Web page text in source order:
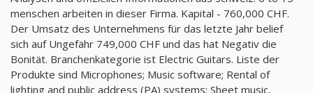
menschen arbeiten in dieser Firma. Kapital - 760,000 CHF.
Der Umsatz des Unternehmens für das letzte Jahr belief
sich auf Ungefähr 749,000 CHF und das hat Negativ die
Bonität. Branchenkategorie ist Electric Guitars. Liste der
Produkte sind Microphones; Music software; Rental of
lighting and public address (PA) systems; Sheet music,